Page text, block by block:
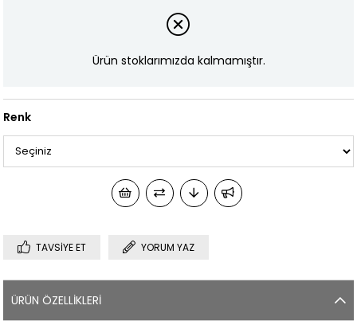
Ürün stoklarımızda kalmamıştır.
Renk
TAVSIYE ET YORUM YAZ
ÜRÜN ÖZELLIKLERI